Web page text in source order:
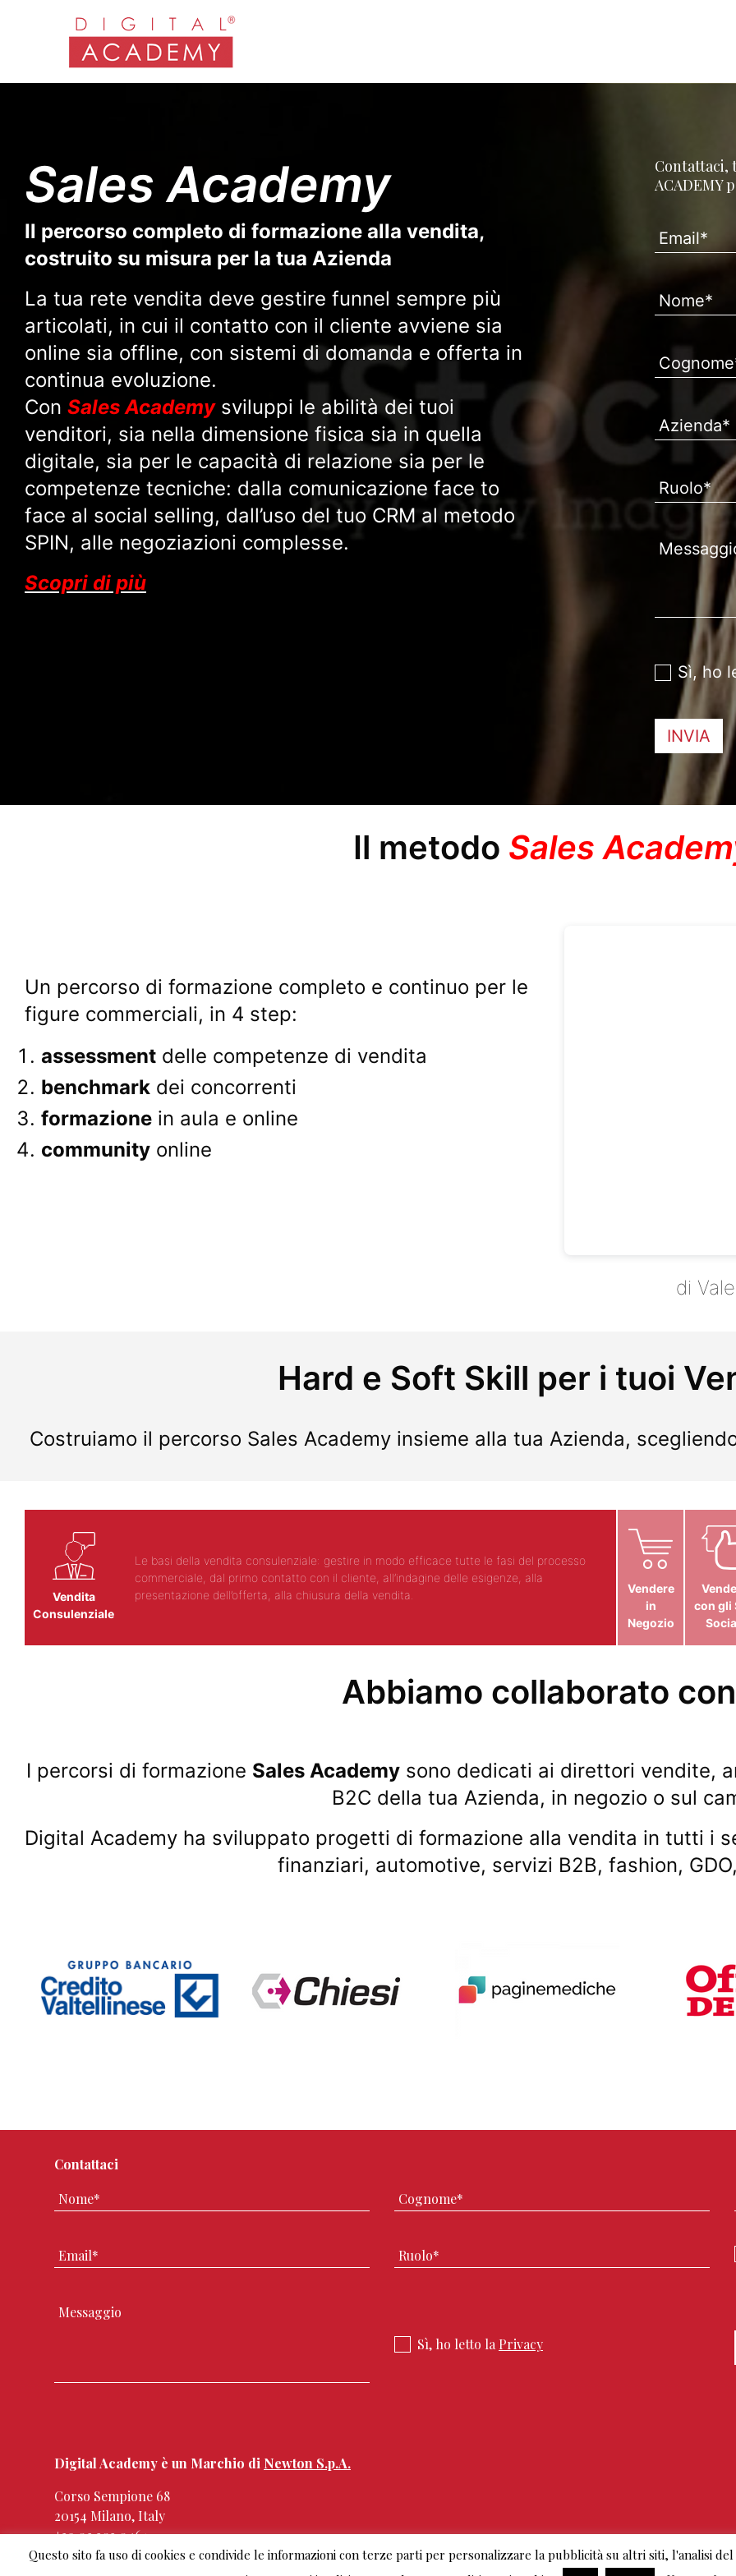
Sales Academy
Il percorso completo di formazione alla vendita,
costruito su misura per la tua Azienda
La tua rete vendita deve gestire funnel sempre più
articolati, in cui il contatto con il cliente avviene sia
online sia offline, con sistemi di domanda e offerta in
continua evoluzione.
Con Sales Academysviluppi le abilità dei tuoi
venditori, sia nella dimensione fisica sia in quella
digitale, sia per le capacità di relazione sia per le
competenze tecniche: dalla comunicazione face to
face al social selling, dall’uso del tuo CRM al metodo
SPIN, alle negoziazioni complesse.
Scopri di più
Contattaci,
ACADEMY
Sì, ho
Il metodo Sales
Un percorso di formazione completo e continuo per le
figure commerciali, in 4 step:
assessment delle competenze di vendita
benchmark dei concorrenti
formazione in aula e online
community online
di
Hard e Soft Skill per i tuoi
Costruiamo il percorso Sales Academy insieme alla tua Azienda,
Vendita
Consulenziale
Le basi della vendita consulenziale: gestire in modo efficace tutte le fasi del processo
commerciale, dal primo contatto con il cliente, all’indagine delle esigenze, alla
presentazione dell’offerta, alla chiusura della vendita.
Vendere
in
Negozio
I
con gli
Abbiamo collaborato
I percorsi di formazione Sales Academy sono dedicati ai direttori vendite,
B2C della tua Azienda, in negozio o sul
Digital Academy ha sviluppato progetti di formazione alla vendita in tutti i
finanziari, automotive, servizi B2B, fashion,
Contattaci
Sì, ho letto laPrivacy
Digital Academy è un Marchio di Newton S.p.A.
Corso Sempione 68
20154 Milano, Italy
+39.02.303 0461
info@digitalacademy.it
Questo sito fa uso di cookies e condivide le informazioni con terze parti per personalizzare la pubblicità su altri siti, l'analisi